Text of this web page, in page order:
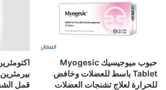
حبوب ميوجيسيك Myogesic
Tablet باسط للعضلات وخافض
للحرارة لعلاج تشنجات العضلات
قمل